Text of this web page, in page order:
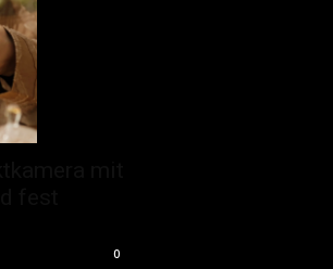
0